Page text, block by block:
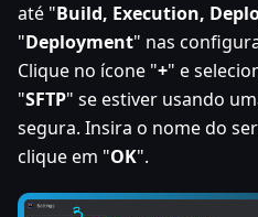
até "Build, Execution,
"Deployment" nas
Clique no ícone "+" e
"SFTP" se estiver usando
segura. Insira o nome do
clique em "OK".